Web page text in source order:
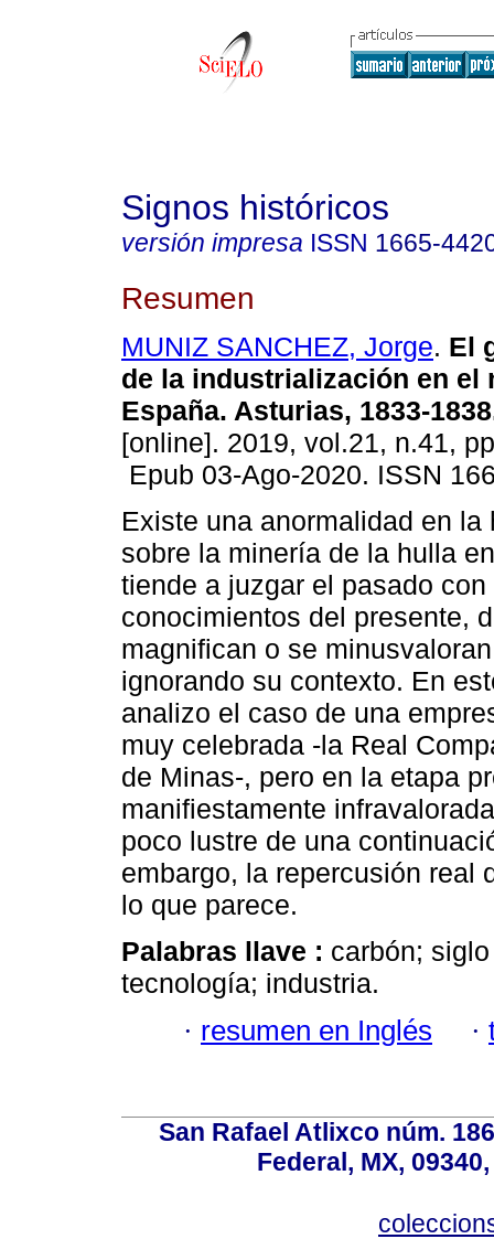
Signos históricos
versión impresa ISSN 1665-
Resumen
MUNIZ SANCHEZ, Jorge. El
de la industrialización en el
España. Asturias, 1833-
[online]. 2019, vol.21, n.41,
Epub 03-Ago-2020. ISSN
Existe una anormalidad en la
sobre la minería de la hulla
tiende a juzgar el pasado
conocimientos del presente,
magnifican o se
ignorando su contexto. En
analizo el caso de una
muy celebrada -la Real
de Minas-, pero en la etapa
manifiestamente
poco lustre de una
embargo, la repercusión real
lo que parece.
Palabras llave : carbón;
tecnología; industria.
· resumen en Inglés ·
San Rafael Atlixco núm.
Federal, MX,